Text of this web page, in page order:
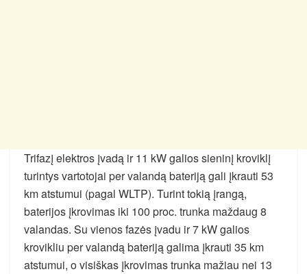
Trifazį elektros įvadą ir 11 kW galios sieninį kroviklį
turintys vartotojai per valandą bateriją gali įkrauti 53
km atstumui (pagal WLTP). Turint tokią įrangą,
baterijos įkrovimas iki 100 proc. trunka maždaug 8
valandas. Su vienos fazės įvadu ir 7 kW galios
krovikliu per valandą bateriją galima įkrauti 35 km
atstumui, o visiškas įkrovimas trunka mažiau nei 13